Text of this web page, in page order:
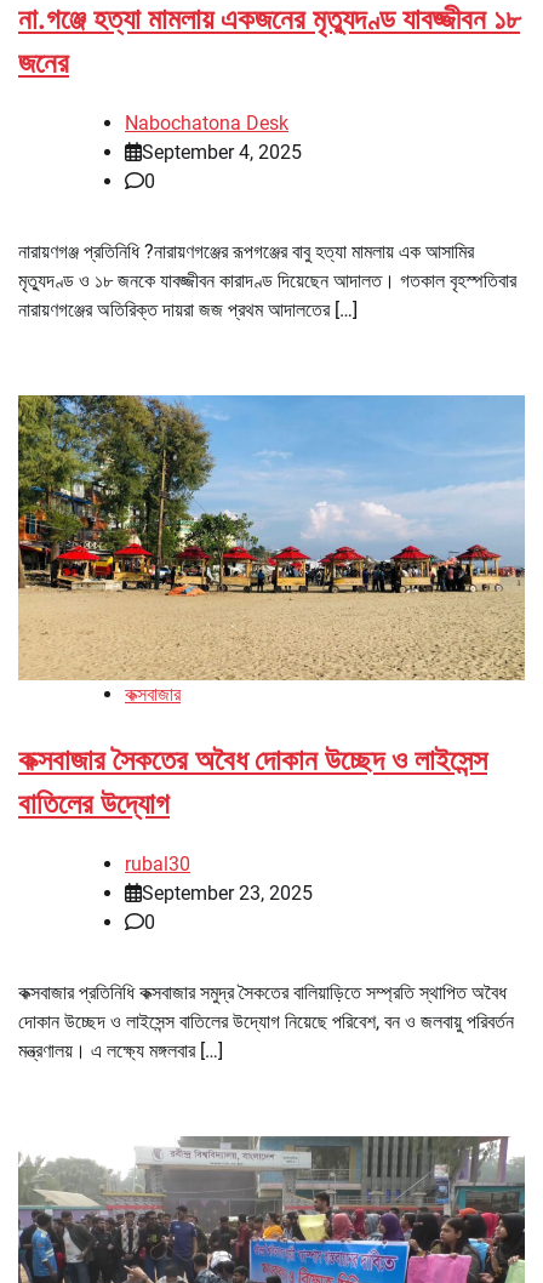
না.গঞ্জে হত্যা মামলায় একজনের মৃত্যুদণ্ড যাবজ্জীবন ১৮
জনের
Nabochatona Desk
September 4, 2025
0
নারায়ণগঞ্জ প্রতিনিধি ?নারায়ণগঞ্জের রূপগঞ্জের বাবু হত্যা মামলায় এক আসামির
মৃত্যুদণ্ড ও ১৮ জনকে যাবজ্জীবন কারাদণ্ড দিয়েছেন আদালত। গতকাল বৃহস্পতিবার
নারায়ণগঞ্জের অতিরিক্ত দায়রা জজ প্রথম আদালতের […]
কক্সবাজার
কক্সবাজার সৈকতের অবৈধ দোকান উচ্ছেদ ও লাইসেন্স
বাতিলের উদ্যোগ
rubal30
September 23, 2025
0
কক্সবাজার প্রতিনিধি কক্সবাজার সমুদ্র সৈকতের বালিয়াড়িতে সম্প্রতি স্থাপিত অবৈধ
দোকান উচ্ছেদ ও লাইসেন্স বাতিলের উদ্যোগ নিয়েছে পরিবেশ, বন ও জলবায়ু পরিবর্তন
মন্ত্রণালয়। এ লক্ষ্যে মঙ্গলবার […]